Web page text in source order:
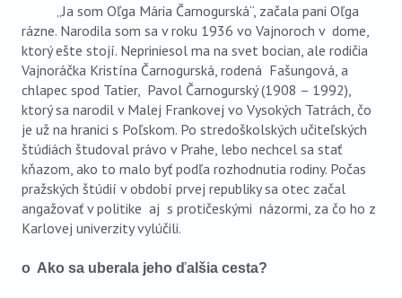
„Ja som Oľga Mária Čarnogurská“, začala pani Oľga
rázne. Narodila som sa v roku 1936 vo Vajnoroch v dome,
ktorý ešte stojí. Nepriniesol ma na svet bocian, ale rodičia
Vajnoráčka Kristína Čarnogurská, rodená Fašungová, a
chlapec spod Tatier, Pavol Čarnogurský (1908 – 1992),
ktorý sa narodil v Malej Frankovej vo Vysokých Tatrách, čo
je už na hranici s Poľskom. Po stredoškolských učiteľských
štúdiách študoval právo v Prahe, lebo nechcel sa stať
kňazom, ako to malo byť podľa rozhodnutia rodiny. Počas
pražských štúdií v období prvej republiky sa otec začal
angažovať v politike aj s protičeskými názormi, za čo ho z
Karlovej univerzity vylúčili.
o Ako sa uberala jeho ďalšia cesta?